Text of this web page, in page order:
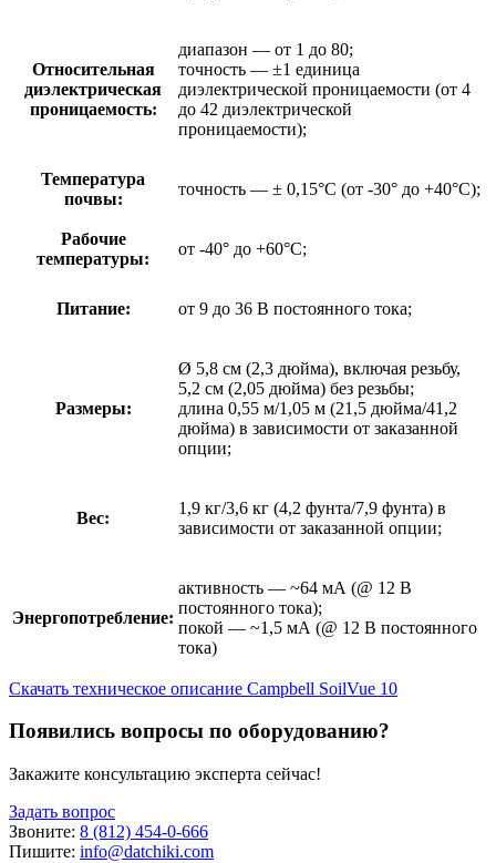
Относительная
диэлектрическая
проницаемость:
диапазон — от 1 до 80;
точность — ±1 единица
диэлектрической проницаемости (от 4
до 42 диэлектрической
проницаемости);
Температура
почвы:
точность — ± 0,15°C (от -30° до +40°C);
Рабочие
температуры:
от -40° до +60°С;
Питание: от 9 до 36 В постоянного тока;
Размеры:
Ø 5,8 см (2,3 дюйма), включая резьбу,
5,2 см (2,05 дюйма) без резьбы;
длина 0,55 м/1,05 м (21,5 дюйма/41,2
дюйма) в зависимости от заказанной
опции;
Вес:
1,9 кг/3,6 кг (4,2 фунта/7,9 фунта) в
зависимости от заказанной опции;
Энергопотребление:
активность — ~64 мА (@ 12 В
постоянного тока);
покой — ~1,5 мА (@ 12 В постоянного
тока)
Скачать техническое описание Campbell SoilVue 10
Появились вопросы по оборудованию?
Закажите консультацию эксперта сейчас!
Задать вопрос
Звоните: 8 (812) 454-0-666
Пишите: info@datchiki.com